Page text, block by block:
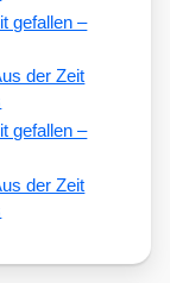
gefallen –
der Zeit
gefallen –
der Zeit